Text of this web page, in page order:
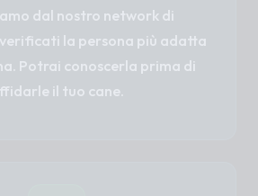
dal nostro network di
la persona più adatta
Potrai conoscerla prima di
il tuo cane.